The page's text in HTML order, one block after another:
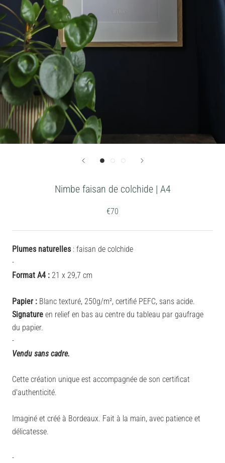
Nimbe faisan de colchide | A4
€70
Plumes naturelles : faisan de colchide
-
Format A4 : 21 x 29,7 cm
Papier : Blanc texturé, 250g/m², certifié PEFC, sans acide.
Signature en relief en bas au centre du tableau par gaufrage
du papier.
-
Vendu sans cadre.
Cette création unique est accompagnée de son certificat
d'authenticité.
Imaginé et créé à Bordeaux. Fait à la main, avec patience et
délicatesse.
-